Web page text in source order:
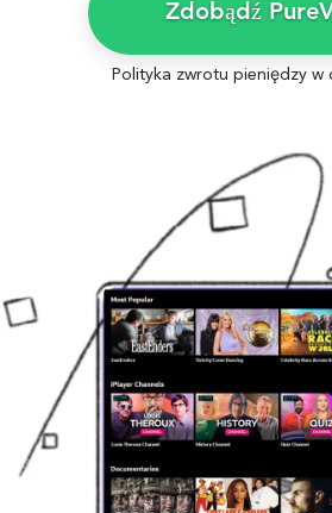
Zdobądź
Polityka zwrotu pieniędzy w